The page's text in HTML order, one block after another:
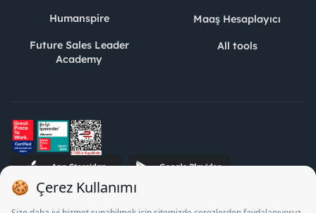
Humanspire
Future Sales Leader
Academy
Maaş Hesaplayıcı
All tools